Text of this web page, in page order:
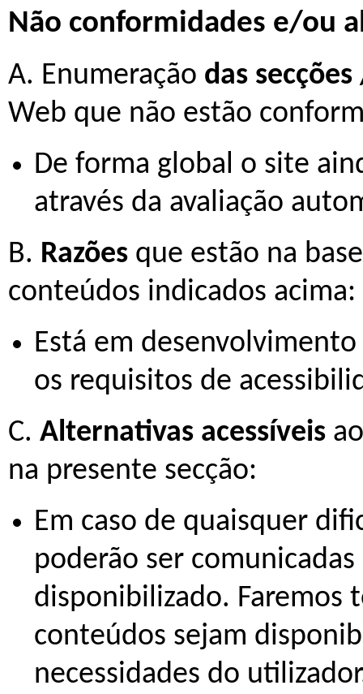
Não conformidades e/ou
A. Enumeração das
Web que não estão
De forma global o site
através da avaliação
B. Razões que estão na
conteúdos indicados acima:
Está em
os requisitos de
C. Alternativas acessíveis
na presente secção:
Em caso de quaisquer
poderão ser
disponibilizado. Faremos
conteúdos sejam
necessidades do